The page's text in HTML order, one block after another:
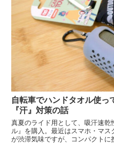
自転車でハンドタオル使っ
『汗』対策の話
真夏のライド用として、吸汗速
ル』を購入。最近はスマホ・マス
が渋滞気味ですが、コンパクト